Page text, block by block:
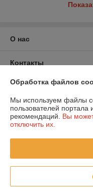
О нас
Контакты
Доставка и оплата
График работы
Политика обработки
Сайт создан на
Обработка файлов
Мы используем файлы
пользователей
рекомендаций. Вы
отключить их.